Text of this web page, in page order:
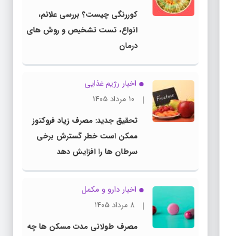
کوررنگی چیست؟ بررسی علائم،
انواع، تست تشخیص و روش های
درمان
اخبار رژیم غذایی
۱۰ مرداد ۱۴۰۵
تحقیق جدید: مصرف زیاد فروکتوز
ممکن است خطر گسترش برخی
سرطان ها را افزایش دهد
اخبار دارو و مکمل
۸ مرداد ۱۴۰۵
مصرف طولانی مدت مسکن ها چه